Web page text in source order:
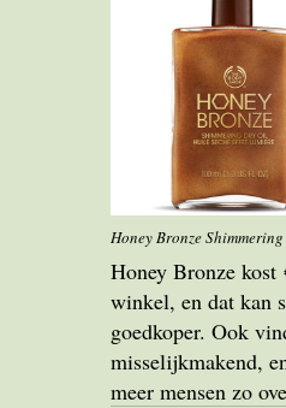
Honey Bronze
Honey Bronze kost
winkel, en dat kan
goedkoper. Ook
misselijkmakend,
meer mensen zo